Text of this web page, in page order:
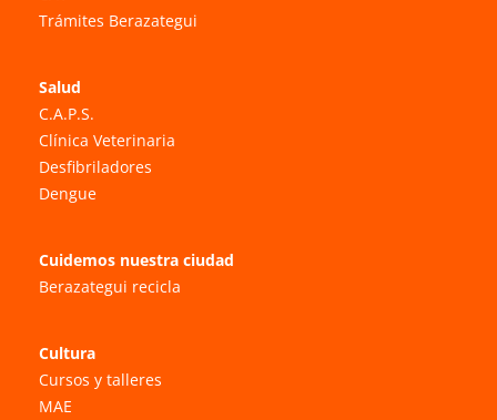
Trámites Berazategui
Salud
C.A.P.S.
Clínica Veterinaria
Desfibriladores
Dengue
Cuidemos nuestra ciudad
Berazategui recicla
Cultura
Cursos y talleres
MAE